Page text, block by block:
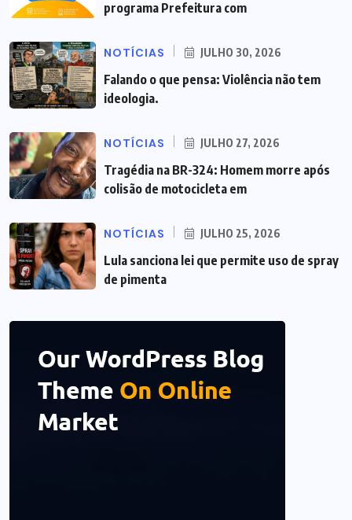
programa Prefeitura com
NOTÍCIAS JULHO 30, 2026
Falando o que pensa: Violência não tem
ideologia.
NOTÍCIAS JULHO 27, 2026
Tragédia na BR-324: Homem morre após
colisão de motocicleta em
NOTÍCIAS JULHO 25, 2026
Lula sanciona lei que permite uso de spray
de pimenta